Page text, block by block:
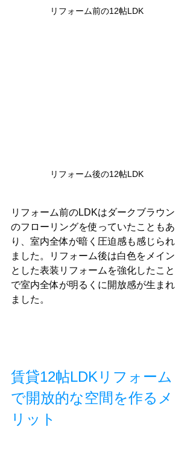
リフォーム前の12帖LDK
リフォーム後の12帖LDK
リフォーム前のLDKはダークブラウン
のフローリングを使っていたこともあ
り、室内全体が暗く圧迫感も感じられ
ました。リフォーム後は白色をメイン
とした表装リフォームを強化したこと
で室内全体が明るくに開放感が生まれ
ました。
賃貸12帖LDKリフォーム
で開放的な空間を作るメ
リット